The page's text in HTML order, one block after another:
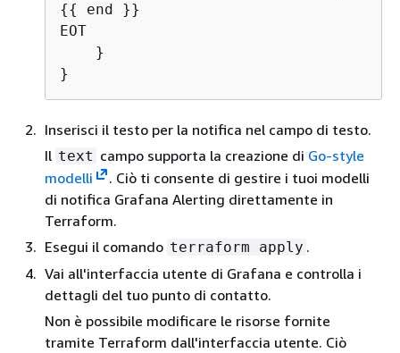
{{
end }}
EOT
    }
}
Inserisci il testo per la notifica nel campo di testo.
Il text campo supporta la creazione di Go-style
modelli
. Ciò ti consente di gestire i tuoi modelli
di notifica Grafana Alerting direttamente in
Terraform.
Esegui il comando terraform apply .
Vai all'interfaccia utente di Grafana e controlla i
dettagli del tuo punto di contatto.
Non è possibile modificare le risorse fornite
tramite Terraform dall'interfaccia utente. Ciò